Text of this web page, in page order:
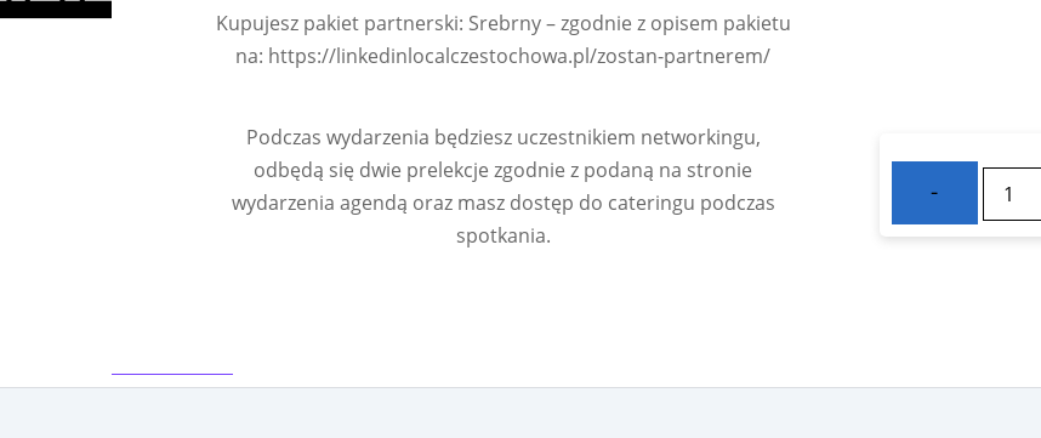
Kupujesz pakiet partnerski: Srebrny – zgodnie z opisem pakietu
na: https://linkedinlocalczestochowa.pl/zostan-partnerem/
Podczas wydarzenia będziesz uczestnikiem networkingu,
odbędą się dwie prelekcje zgodnie z podaną na stronie
wydarzenia agendą oraz masz dostęp do cateringu podczas
spotkania.
−
Partner
LLC: